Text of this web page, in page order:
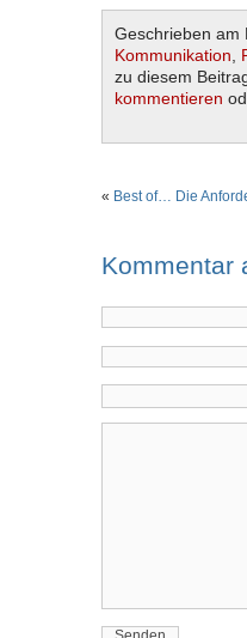
Geschrieben
Kommunikation,
zu diesem
kommentieren
« Best of… Die
Kommentar